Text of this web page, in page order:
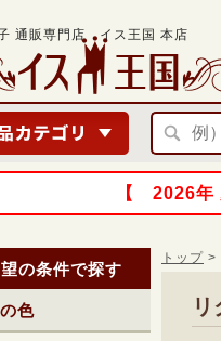
通販専門店 イス王国 本店
【 2026年
の条件で探す
色
トップ >